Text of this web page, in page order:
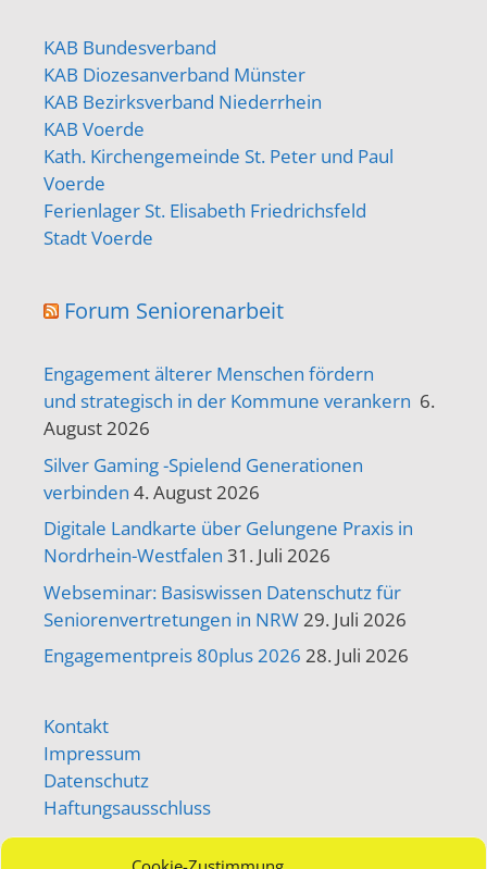
KAB Bundesverband
KAB Diozesanverband Münster
KAB Bezirksverband Niederrhein
KAB Voerde
Kath. Kirchengemeinde St. Peter und Paul
Voerde
Ferienlager St. Elisabeth Friedrichsfeld
Stadt Voerde
Forum Seniorenarbeit
Engagement älterer Menschen fördern
und strategisch in der Kommune verankern 6.
August 2026
Silver Gaming -Spielend Generationen
verbinden 4. August 2026
Digitale Landkarte über Gelungene Praxis in
Nordrhein-Westfalen 31. Juli 2026
Webseminar: Basiswissen Datenschutz für
Seniorenvertretungen in NRW 29. Juli 2026
Engagementpreis 80plus 2026 28. Juli 2026
Kontakt
Impressum
Datenschutz
Haftungsausschluss
Login / Passwort vergessen